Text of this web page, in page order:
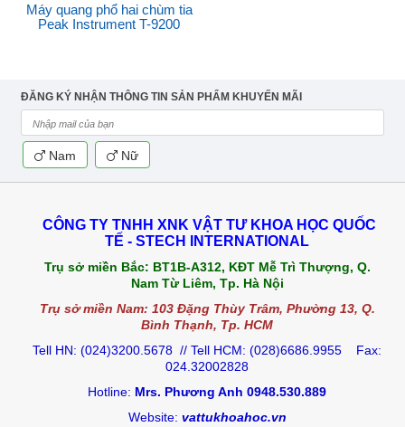
Máy quang phổ hai chùm tia
Peak Instrument T-9200
ĐĂNG KÝ NHẬN THÔNG TIN SẢN PHẨM KHUYẾN MÃI
Nam Nữ
CÔNG TY TNHH XNK VẬT TƯ KHOA HỌC QUỐC
TẾ - STECH INTERNATIONAL
Trụ sở miền Bắc: BT1B-A312, KĐT Mễ Trì Thượng, Q.
Nam Từ Liêm, Tp. Hà Nội
Trụ sở miền Nam: 103 Đặng Thùy Trâm, Phường 13, Q.
Bình Thạnh, Tp. HCM
Tell HN: (024)3200.5678 // Tell HCM: (028)6686.9955 Fax:
024.32002828
Hotline: Mrs. Phương Anh 0948.530.889
Website: vattukhoahoc.vn